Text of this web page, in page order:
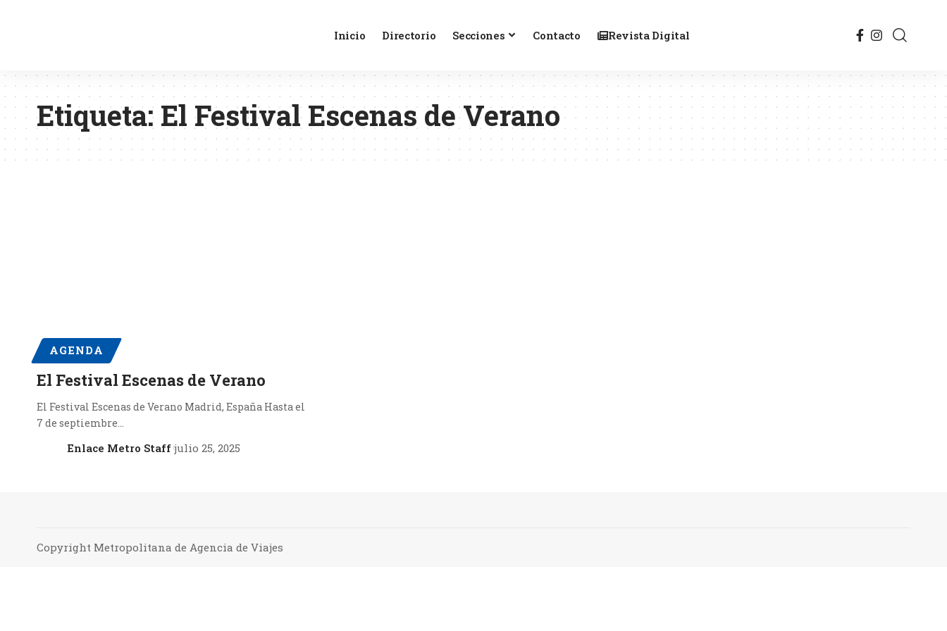
Inicio Directorio Secciones Contacto Revista Digital
Etiqueta: El Festival Escenas de Verano
AGENDA
El Festival Escenas de Verano
El Festival Escenas de Verano Madrid, España Hasta el
7 de septiembre…
Enlace Metro Staff julio 25, 2025
Copyright Metropolitana de Agencia de Viajes